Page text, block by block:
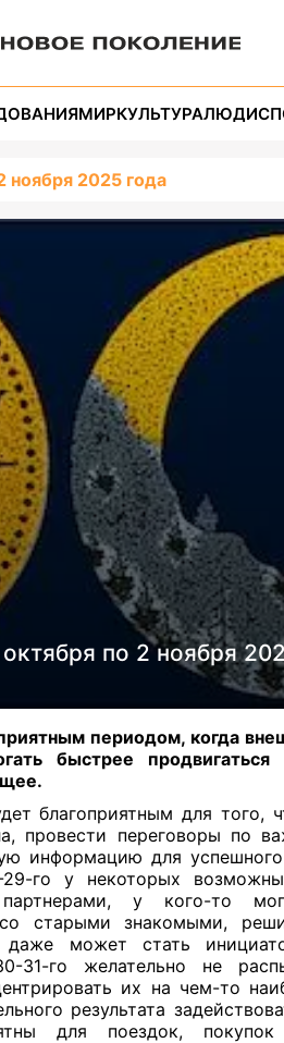
МИРКУЛЬТУРАЛЮДИ
ноября 2025 года
по 2 ноября
периодом, когда
быстрее
благоприятным для того,
провести переговоры по
информацию для
го у некоторых
у кого-то
старыми знакомыми,
даже может стать
31-го желательно не
их на чем-то
результата
для поездок,